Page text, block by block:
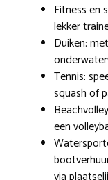
Fitness en
lekker
Duiken:
Tennis:
squash of
een